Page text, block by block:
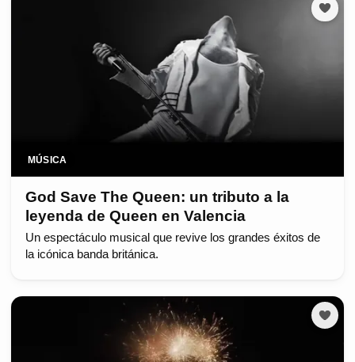
MÚSICA
God Save The Queen: un tributo a la
leyenda de Queen en Valencia
Un espectáculo musical que revive los grandes éxitos de
la icónica banda británica.